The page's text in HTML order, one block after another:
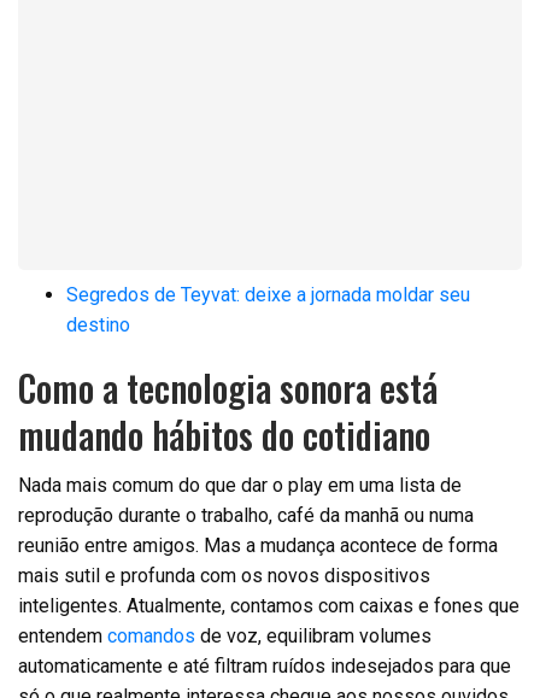
Segredos de Teyvat: deixe a jornada moldar seu
destino
Como a tecnologia sonora está
mudando hábitos do cotidiano
Nada mais comum do que dar o play em uma lista de
reprodução durante o trabalho, café da manhã ou numa
reunião entre amigos. Mas a mudança acontece de forma
mais sutil e profunda com os novos dispositivos
inteligentes. Atualmente, contamos com caixas e fones que
entendem comandos de voz, equilibram volumes
automaticamente e até filtram ruídos indesejados para que